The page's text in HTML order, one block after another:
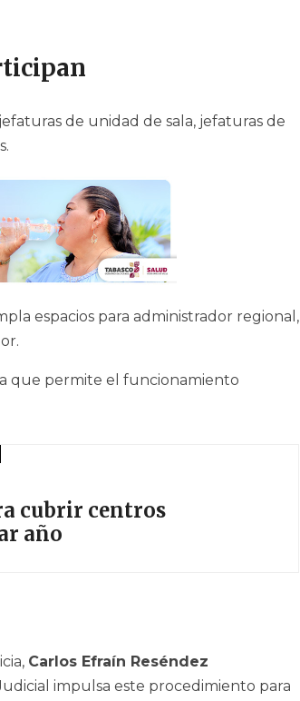
de unidad de sala, jefaturas de
espacios para administrador regional,
que permite el funcionamiento
cubrir centros
año
Carlos Efraín Reséndez
impulsa este procedimiento para